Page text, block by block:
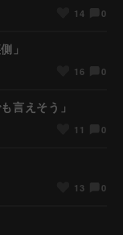
14 0
」
16 0
言えそう」
11 0
13 0